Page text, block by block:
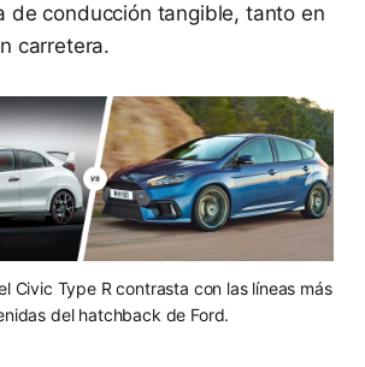
de conducción tangible, tanto en
carretera.
Civic Type R contrasta con las líneas más
del hatchback de Ford.